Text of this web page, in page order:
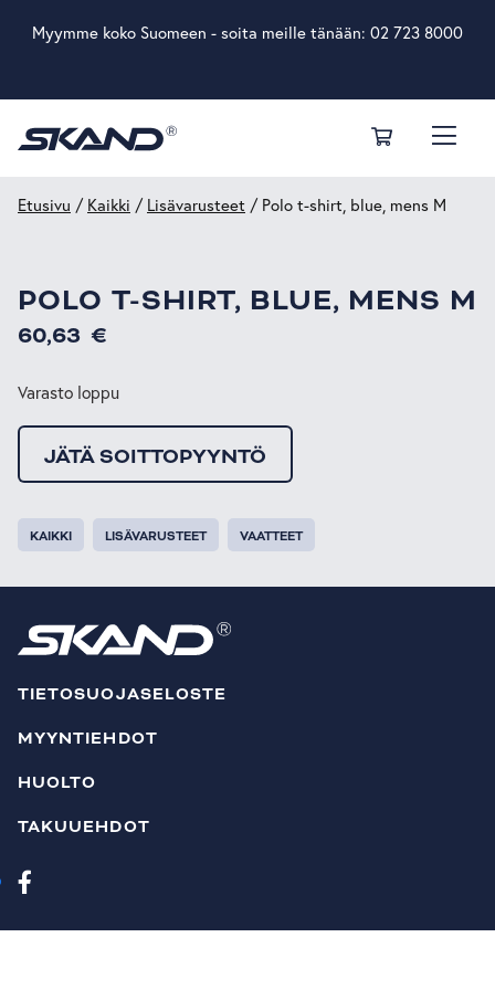
Myymme koko Suomeen - soita meille tänään: 02 723 8000
Etusivu / Kaikki / Lisävarusteet / Polo t-shirt, blue, mens M
POLO T-SHIRT, BLUE, MENS M
60,63 €
Varasto loppu
JÄTÄ SOITTOPYYNTÖ
KAIKKI LISÄVARUSTEET VAATTEET
TIETOSUOJASELOSTE
MYYNTIEHDOT
HUOLTO
TAKUUEHDOT